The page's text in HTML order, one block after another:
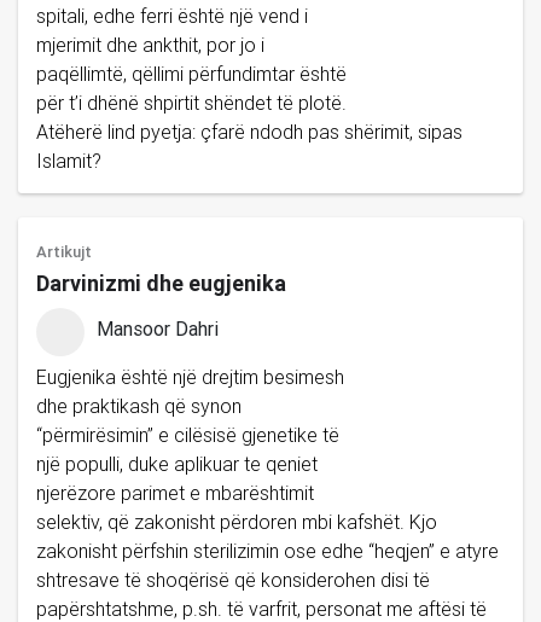
spitali, edhe ferri është një vend i
mjerimit dhe ankthit, por jo i
paqëllimtë, qëllimi përfundimtar është
për t’i dhënë shpirtit shëndet të plotë.
Atëherë lind pyetja: çfarë ndodh pas shërimit, sipas
Islamit?
Artikujt
Darvinizmi dhe eugjenika
Mansoor Dahri
Eugjenika është një drejtim besimesh
dhe praktikash që synon
“përmirësimin” e cilësisë gjenetike të
një populli, duke aplikuar te qeniet
njerëzore parimet e mbarështimit
selektiv, që zakonisht përdoren mbi kafshët. Kjo
zakonisht përfshin sterilizimin ose edhe “heqjen” e atyre
shtresave të shoqërisë që konsiderohen disi të
papërshtatshme, p.sh. të varfrit, personat me aftësi të